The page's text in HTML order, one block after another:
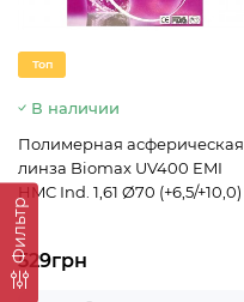
Фильтр
Топ
В наличии
Полимерная асферическая
линза Biomax UV400 EMI
HMC Ind. 1,61 Ø70 (+6,5/+10,0)
529грн